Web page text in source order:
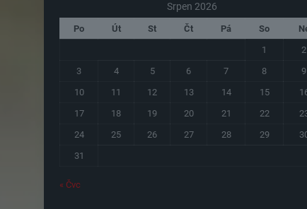
Srpen 2026
Po Út St Čt Pá So
1
2
3
4 5 6 7 8
9
10
11 12 13 14 15
17
18 19 20 21 22
24
25 26 27 28 29
31
« Čvc